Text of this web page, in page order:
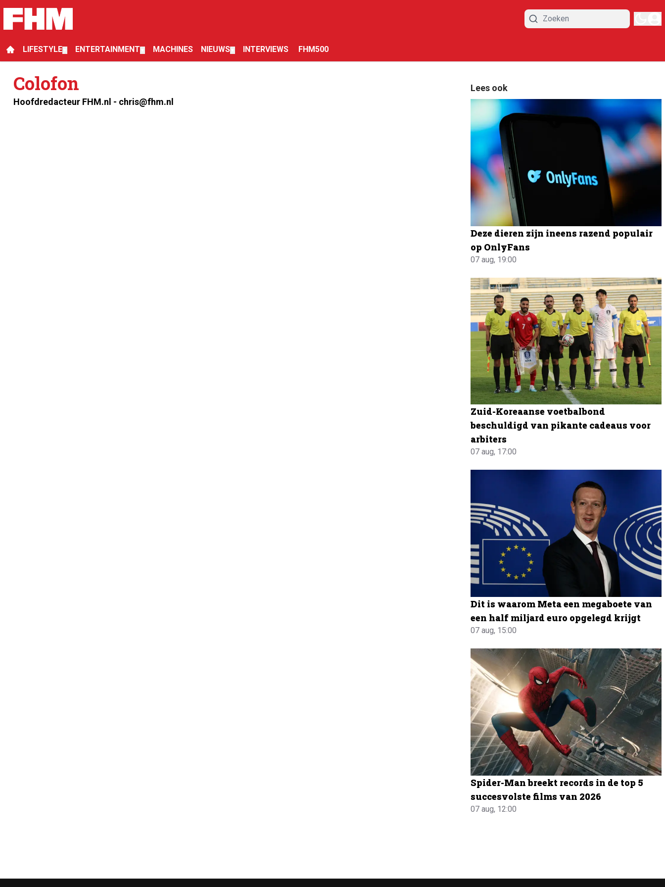
LIFESTYLE ENTERTAINMENT MACHINES NIEUWS INTERVIEWS FHM500
Colofon
Hoofdredacteur FHM.nl - chris@fhm.nl
Lees ook
Deze dieren zijn ineens razend populair
op OnlyFans
07 aug, 19:00
Zuid-Koreaanse voetbalbond
beschuldigd van pikante cadeaus voor
arbiters
07 aug, 17:00
Dit is waarom Meta een megaboete van
een half miljard euro opgelegd krijgt
07 aug, 15:00
Spider-Man breekt records in de top 5
succesvolste films van 2026
07 aug, 12:00